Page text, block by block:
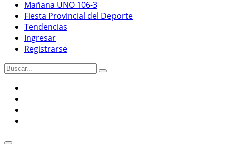
Mañana UNO 106-3
Fiesta Provincial del Deporte
Tendencias
Ingresar
Registrarse